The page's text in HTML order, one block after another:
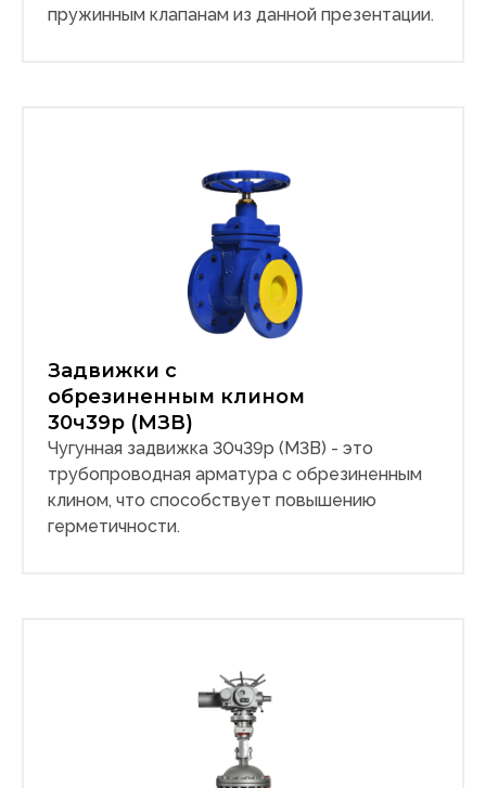
пружинным клапанам из данной презентации.
Задвижки с
обрезиненным клином
30ч39р (МЗВ)
Чугунная задвижка 30ч39р (М3В) - это
трубопроводная арматура с обрезиненным
клином, что способствует повышению
герметичности.